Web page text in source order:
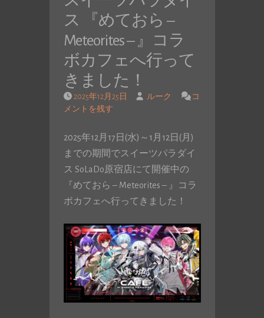
ス 『めておら –
Meteorites – 』コラ
ボカフェへ行って
きました！
2025年12月25日 ルーク
コ
メントを残す
2025年12月17日(水)～1月12日(月)
までの期間でスイーツパラダイ
ス SoLaDo原宿店にて開催中の
『めておら – Meteorites – 』コラ
ボカフェへ行ってきました！